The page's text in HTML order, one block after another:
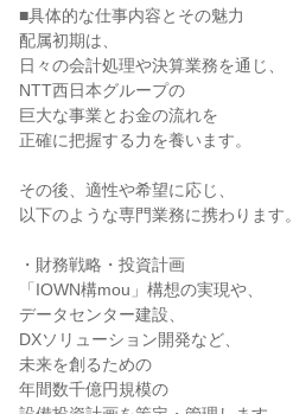
■具体的な仕事内容とその魅力
配属初期は、
日々の会計処理や決算業務を通じ、
NTT西日本グループの
巨大な事業とお金の流れを
正確に把握する力を養います。
その後、適性や希望に応じ、
以下のような専門業務に携わります。
・財務戦略・投資計画
「IOWN構mou」構想の実現や、
データセンター建設、
DXソリューション開発など、
未来を創るための
年間数千億円規模の